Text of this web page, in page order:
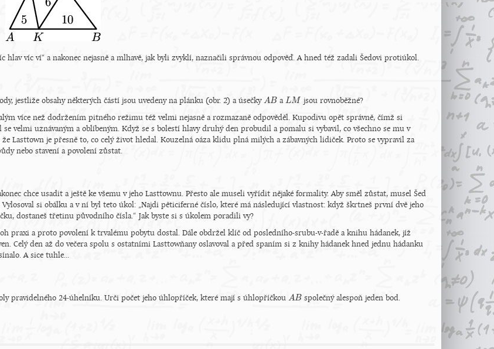
hlav víc ví“ a nakonec nejasně a mlhavě, jak byli zvyklí, naznačili správnou odpověď. A hned též zadali Šedovi protiúkol.
jestliže obsahy některých částí jsou uvedeny na plánku (obr. 2) a úsečky AB
AB aLM
LM
jsou rovnoběžné?
více než dodržením pitného režimu též velmi nejasně a rozmazaně odpověděl. Kupodivu opět správně, čímž si
velmi uznávaným a oblíbeným. Když se s bolestí hlavy druhý den probudil a pomalu si vybavil, co všechno se mu v
Lasttown je přesně to, co celý život hledal. Kouzelná oáza klidu plná milých a zábavných lidiček. Proto se vypravil za
nebo stavení a povolení zůstat.
chce usadit a ještě ke všemu v jeho Lasttownu. Přesto ale museli vyřídit nějaké formality. Aby směl zůstat, musel Šed
si obálku a v ní byl teto úkol: „Najdi pěticiferné číslo, které má následující vlastnost: když škrtneš první dvě jeho
dostaneš třetinu původního čísla.“ Jak byste si s úkolem poradili vy?
praxi a proto povolení k trvalému pobytu dostal. Dále obdržel klíč od posledního-srubu-v-řadě a knihu hádanek, jíž
Celý den až do večera spolu s ostatními Lasttowňany oslavoval a před spaním si z knihy hádanek hned jednu hádanku
A sice tuhle...
pravidelného 24-úhelníku. Urči počet jeho úhlopříček, které mají s úhlopříčkouAB
AB
společný alespoň jeden bod.